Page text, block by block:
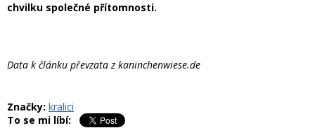
chvilku společné přítomnosti.
Data k článku převzata z kaninchenwiese.de
Značky: kralici
To se mi líbí: